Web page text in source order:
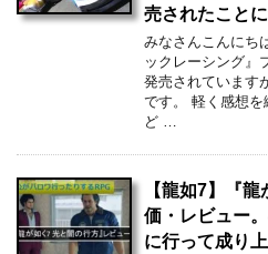
売されたこと
みなさんこんにち
ックレーシング』
発売されています
です。 軽く感想
ど …
【龍如7】『
価・レビュー
に行って成り